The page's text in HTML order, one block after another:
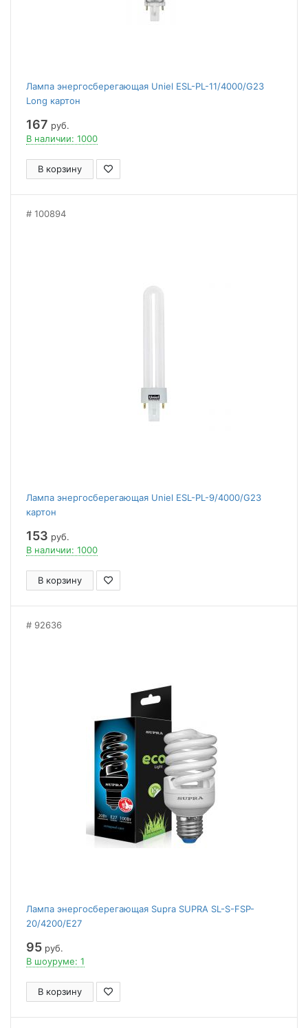
Лампа энергосберегающая Uniel ESL-PL-11/4000/G23
Long картон
167 руб.
В наличии: 1000
В корзину
100894
Лампа энергосберегающая Uniel ESL-PL-9/4000/G23
картон
153 руб.
В наличии: 1000
В корзину
92636
Лампа энергосберегающая Supra SUPRA SL-S-FSP-
20/4200/E27
95 руб.
В шоуруме: 1
В корзину